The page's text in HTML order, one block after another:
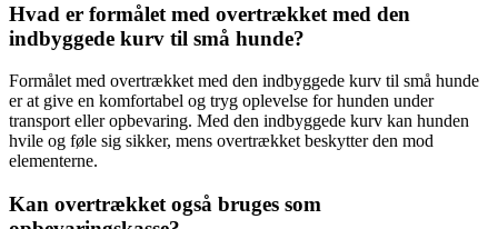
Hvad er formålet med overtrækket med den
indbyggede kurv til små hunde?
Formålet med overtrækket med den indbyggede kurv til små hunde
er at give en komfortabel og tryg oplevelse for hunden under
transport eller opbevaring. Med den indbyggede kurv kan hunden
hvile og føle sig sikker, mens overtrækket beskytter den mod
elementerne.
Kan overtrækket også bruges som